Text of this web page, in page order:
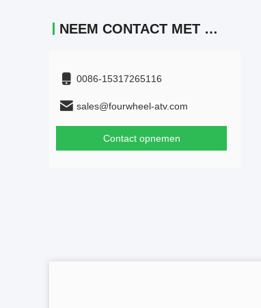
NEEM CONTACT MET ONS OP
0086-15317265116
sales@fourwheel-atv.com
Contact opnemen